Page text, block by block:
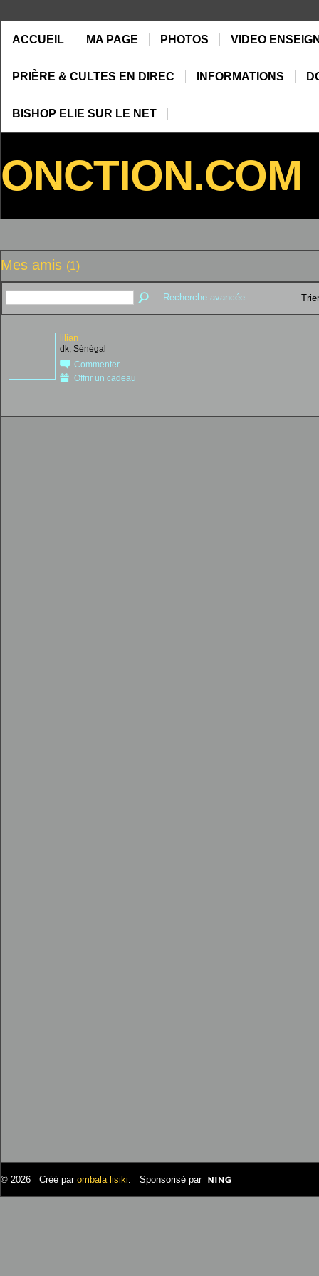
ACCUEIL MA PAGE PHOTOS VIDEO
PRIÈRE & CULTES EN DIREC INFORMATIONS
BISHOP ELIE SUR LE NET
ONCTION.COM
Mes amis (1)
Recherche avancée
lilian
dk, Sénégal
Commenter
Offrir un cadeau
© 2026 Créé par ombala lisiki. Sponsorisé par